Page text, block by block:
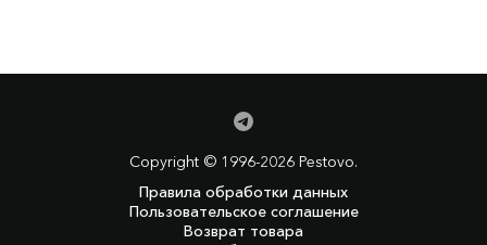
Copyright © 1996-2026 Pestovo.
Возврат товара
Пользовательское соглашение
Правила обработки данных